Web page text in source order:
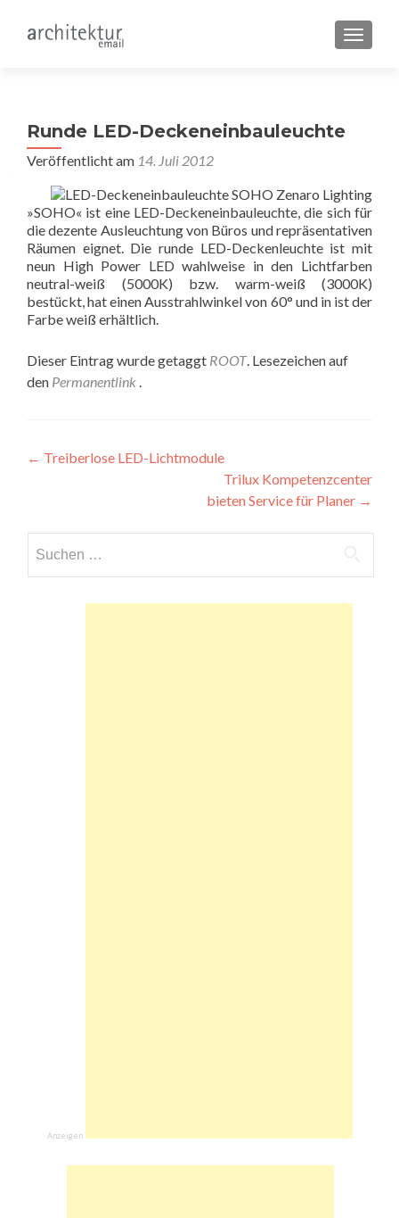
Runde LED-Deckeneinbauleuchte
Veröffentlicht am 14. Juli 2012
»SOHO« ist eine LED-Deckeneinbauleuchte, die sich für
die dezente Ausleuchtung von Büros und repräsentativen
Räumen eignet. Die runde LED-Deckenleuchte ist mit
neun High Power LED wahlweise in den Lichtfarben
neutral-weiß (5000K) bzw. warm-weiß (3000K)
bestückt, hat einen Ausstrahlwinkel von 60° und in ist der
Farbe weiß erhältlich.
Dieser Eintrag wurde getaggt ROOT. Lesezeichen auf
den Permanentlink .
Beitragsnavigation
← Treiberlose LED-Lichtmodule
Trilux Kompetenzcenter
bieten Service für Planer →
nach:
Anzeigen